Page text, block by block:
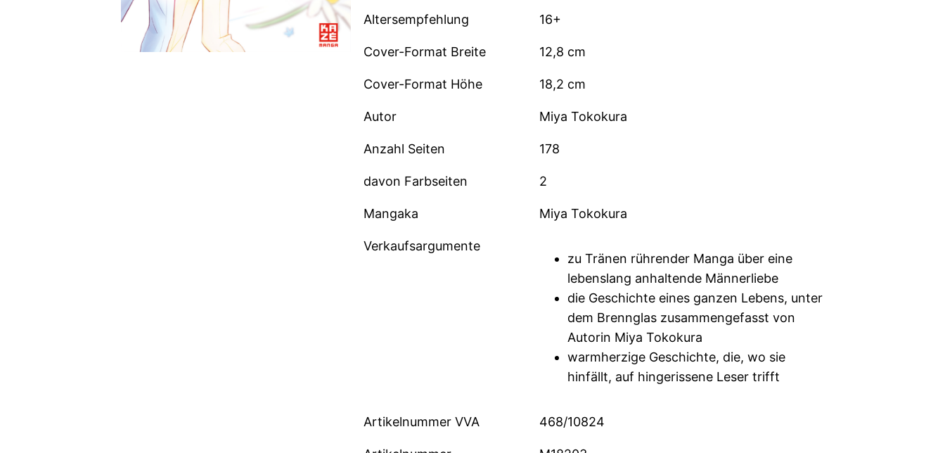
Altersempfehlung 16+
Cover-Format Breite 12,8 cm
Cover-Format Höhe 18,2 cm
Autor Miya Tokokura
Anzahl Seiten 178
davon Farbseiten 2
Mangaka Miya Tokokura
Verkaufsargumente
zu Tränen rührender Manga über eine
lebenslang anhaltende Männerliebe
die Geschichte eines ganzen Lebens, unter
dem Brennglas zusammengefasst von
Autorin Miya Tokokura
warmherzige Geschichte, die, wo sie
hinfällt, auf hingerissene Leser trifft
Artikelnummer VVA 468/10824